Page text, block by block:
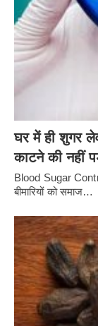
घर में ही शुगर
काटने की नहीं
Blood Sugar
बीमारियों को समाज…